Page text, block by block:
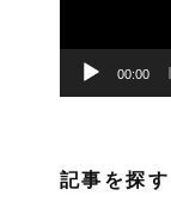
ー
00:00
記事を探す